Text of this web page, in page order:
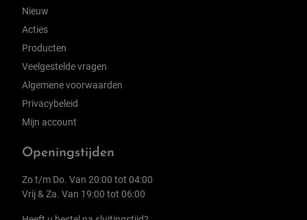
Nieuw
Acties
Producten
Veelgestelde vragen
Algemene voorwaarden
Privacybeleid
Mijn account
Openingstijden
Zo t/m Do. Van 20:00 tot 04:00
Vrij & Za. Van 19:00 tot 06:00